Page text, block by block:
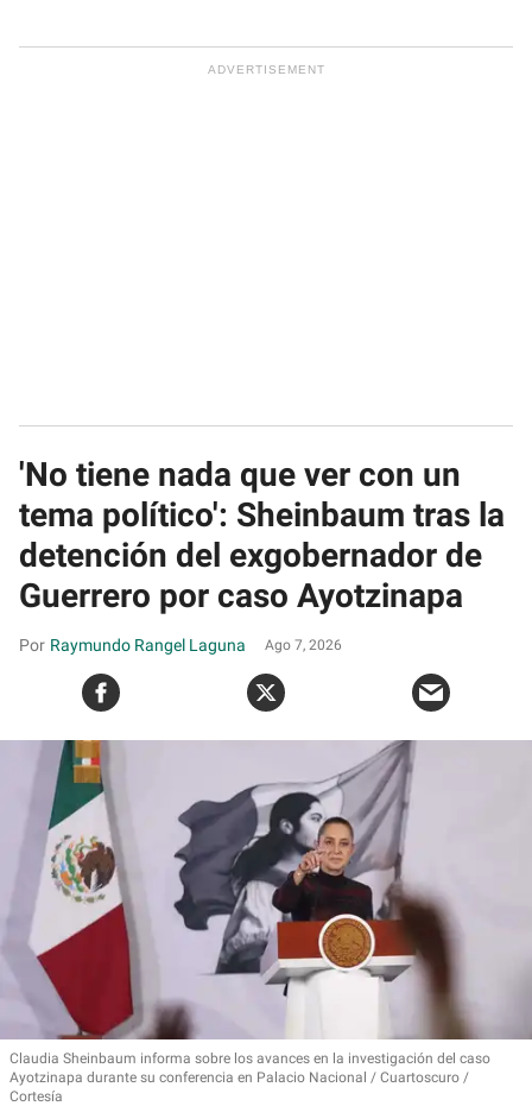
'No tiene nada que ver con un
tema político': Sheinbaum tras la
detención del exgobernador de
Guerrero por caso Ayotzinapa
Raymundo Rangel Laguna Ago 7, 2026
Claudia Sheinbaum informa sobre los avances en la investigación del caso
Ayotzinapa durante su conferencia en Palacio Nacional
Cuartoscuro /
Cortesía